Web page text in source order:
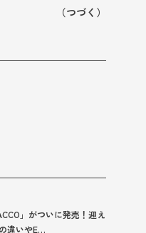
（つづく）
」がついに発売！迎え
違いやE…